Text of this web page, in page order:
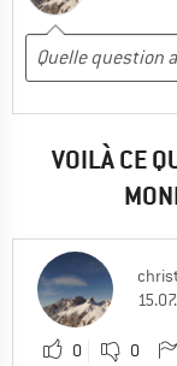
VOILÀ CE
0 0